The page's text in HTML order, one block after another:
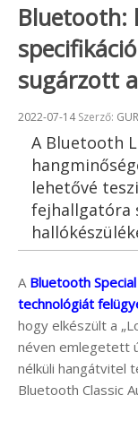
Bluetooth:
sugárzott
Beküldve:
2022-07-14Szerző:
A Bluetooth
lehetővé
fejhallgatóra
A Bluetooth
technológiát
hogy elkészült a
néven emlegetett
nélküli hangátvitel
Bluetooth Classic